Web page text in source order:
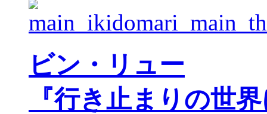
ビン・リュー
『行き止まりの世